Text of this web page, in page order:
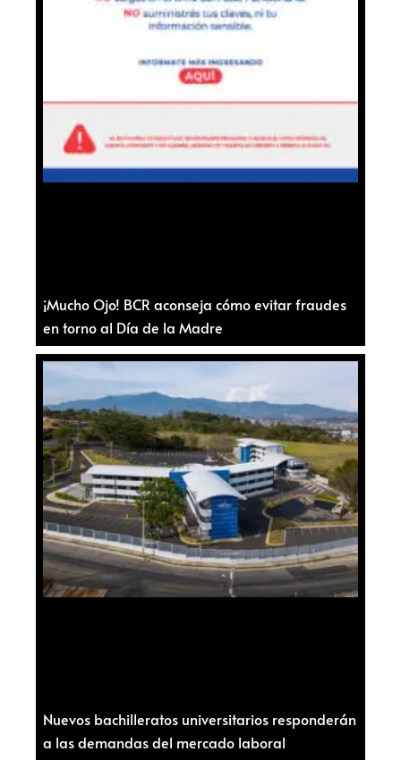
¡Mucho Ojo! BCR aconseja cómo evitar fraudes
en torno al Día de la Madre
Nuevos bachilleratos universitarios responderán
a las demandas del mercado laboral